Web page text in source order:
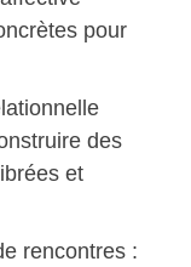
pour
des
et
rencontres :